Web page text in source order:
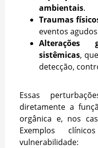
ambientais.
Traumas
eventos
Alterações
sistêmicas,
detecção,
Essas
diretamente a
orgânica e, nos
Exemplos
vulnerabilidade: